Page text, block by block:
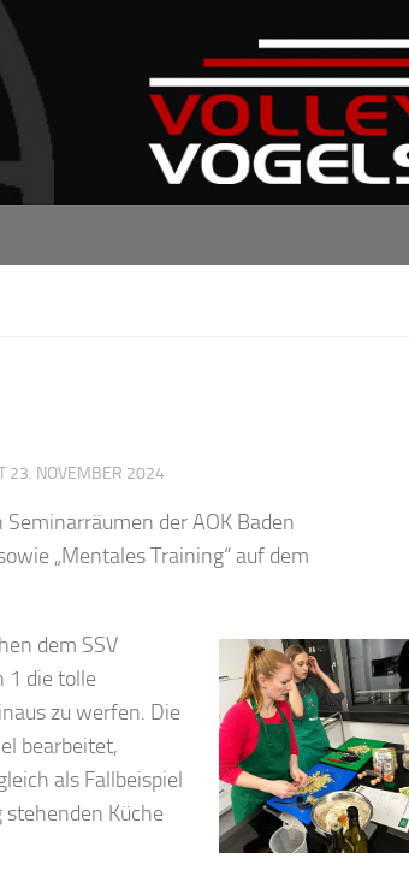
23. NOVEMBER 2024
der AOK Baden
„Mentales Training“ auf dem
dem SSV
1 die tolle
zu werfen. Die
bearbeitet,
als Fallbeispiel
Küche